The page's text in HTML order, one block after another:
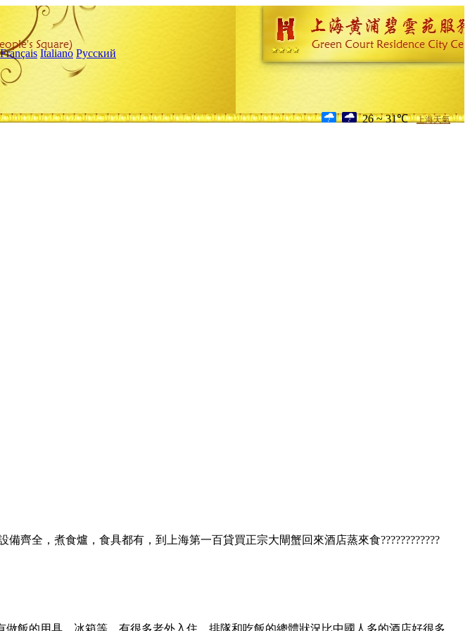
Français Italiano Русский
26 ~ 31℃ 上海天氣
全，煮食爐，食具都有，到上海第一百貸買正宗大閘蟹回來酒店蒸來食????????????
飯的用具、冰箱等，有很多老外入住，排隊和吃飯的總體狀況比中國人多的酒店好很多。